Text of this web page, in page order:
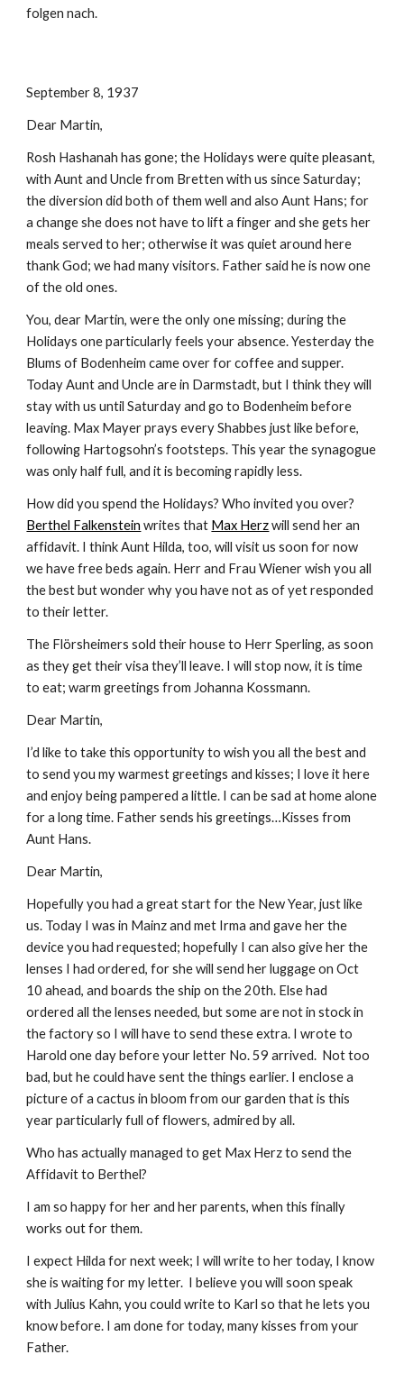
folgen nach.
September 8, 1937
Dear Martin,
Rosh Hashanah has gone; the Holidays were quite pleasant,
with Aunt and Uncle from Bretten with us since Saturday;
the diversion did both of them well and also Aunt Hans; for
a change she does not have to lift a finger and she gets her
meals served to her; otherwise it was quiet around here
thank God; we had many visitors. Father said he is now one
of the old ones.
You, dear Martin, were the only one missing; during the
Holidays one particularly feels your absence. Yesterday the
Blums of Bodenheim came over for coffee and supper.
Today Aunt and Uncle are in Darmstadt, but I think they will
stay with us until Saturday and go to Bodenheim before
leaving. Max Mayer prays every Shabbes just like before,
following Hartogsohn’s footsteps. This year the synagogue
was only half full, and it is becoming rapidly less.
Berthel Falkenstein writes that Max Herz will send her an
affidavit. I think Aunt Hilda, too, will visit us soon for now
we have free beds again. Herr and Frau Wiener wish you all
the best but wonder why you have not as of yet responded
to their letter.
The Flörsheimers sold their house to Herr Sperling, as soon
as they get their visa they’ll leave. I will stop now, it is time
to eat; warm greetings from Johanna Kossmann.
Dear Martin,
I’d like to take this opportunity to wish you all the best and
to send you my warmest greetings and kisses; I love it here
and enjoy being pampered a little. I can be sad at home alone
for a long time. Father sends his greetings…Kisses from
Aunt Hans.
Dear Martin,
Hopefully you had a great start for the New Year, just like
us. Today I was in Mainz and met Irma and gave her the
device you had requested; hopefully I can also give her the
lenses I had ordered, for she will send her luggage on Oct
10 ahead, and boards the ship on the 20th. Else had
ordered all the lenses needed, but some are not in stock in
the factory so I will have to send these extra. I wrote to
Harold one day before your letter No. 59 arrived.  Not too
bad, but he could have sent the things earlier. I enclose a
picture of a cactus in bloom from our garden that is this
year particularly full of flowers, admired by all.
Who has actually managed to get Max Herz to send the
Affidavit to Berthel?
I am so happy for her and her parents, when this finally
works out for them.
I expect Hilda for next week; I will write to her today, I know
she is waiting for my letter.  I believe you will soon speak
with Julius Kahn, you could write to Karl so that he lets you
know before. I am done for today, many kisses from your
Father.